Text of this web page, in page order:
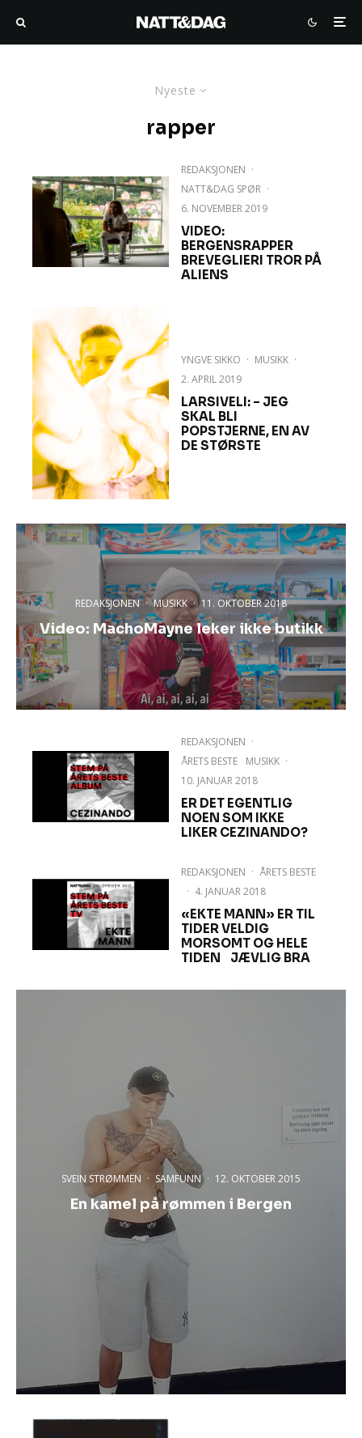
Nyeste
rapper
REDAKSJONEN ·
NATT&DAG SPØR ·
6. NOVEMBER 2019
VIDEO:
BERGENSRAPPER
BREVEGLIERI TROR PÅ
ALIENS
YNGVE SIKKO · MUSIKK ·
2. APRIL 2019
LARSIVELI: – JEG
SKAL BLI
POPSTJERNE, EN AV
DE STØRSTE
REDAKSJONEN · MUSIKK · 11. OKTOBER 2018
Video: MachoMayne leker ikke butikk
REDAKSJONEN ·
ÅRETS BESTE
MUSIKK ·
10. JANUAR 2018
ER DET EGENTLIG
NOEN SOM IKKE
LIKER CEZINANDO?
REDAKSJONEN · ÅRETS BESTE
· 4. JANUAR 2018
«EKTE MANN» ER TIL
TIDER VELDIG
MORSOMT OG HELE
TIDEN JÆVLIG BRA
SVEIN STRØMMEN · SAMFUNN · 12. OKTOBER 2015
En kamel på rømmen i Bergen